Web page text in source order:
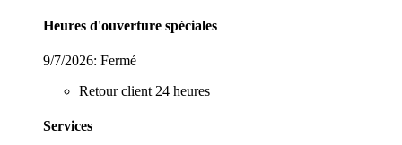
Heures d'ouverture spéciales
9/7/2026: Fermé
Retour client 24 heures
Services